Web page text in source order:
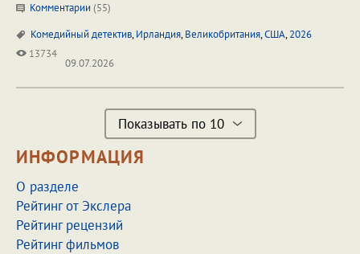
Комментарии (55)
Комедийный детектив,Ирландия,Великобритания,США,2026
13734
09.07.2026
Показывать по 10
ИНФОРМАЦИЯ
О разделе
Рейтинг от Экслера
Рейтинг рецензий
Рейтинг фильмов